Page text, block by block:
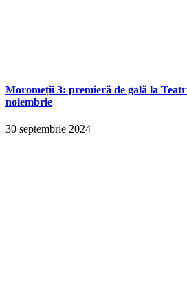
Moromeții 3: premieră de gală la
noiembrie
30 septembrie 2024